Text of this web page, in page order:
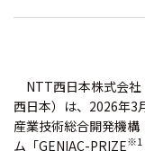
NTT西日本株式会社
西日本）は、2026年3
産業技術総合開発機構
ム「GENIAC-PRIZE※1